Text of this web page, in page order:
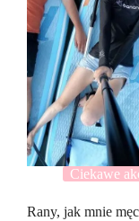
Ciekawe
Rany, jak mnie